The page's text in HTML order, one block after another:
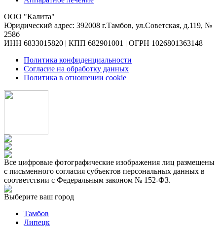
ООО "Калита"
Юридический адрес: 392008 г.Тамбов, ул.Советская, д.119, №
258б
ИНН 6833015820 | КПП 682901001 | ОГРН 1026801363148
Политика конфиденциальности
Согласие на обработку данных
Политика в отношении cookie
Все цифровые фотографические изображения лиц размещены
с письменного согласия субъектов персональных данных в
соответствии с Федеральным законом № 152-ФЗ.
Выберите ваш город
Тамбов
Липецк